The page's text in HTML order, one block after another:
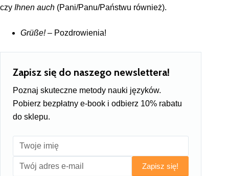
czy Ihnen auch (Pani/Panu/Państwu również).
Grüße!– Pozdrowienia!
Zapisz się do naszego newslettera!
Poznaj skuteczne metody nauki języków.
Pobierz bezpłatny e-book i odbierz 10% rabatu
do sklepu.
Zapisz się!